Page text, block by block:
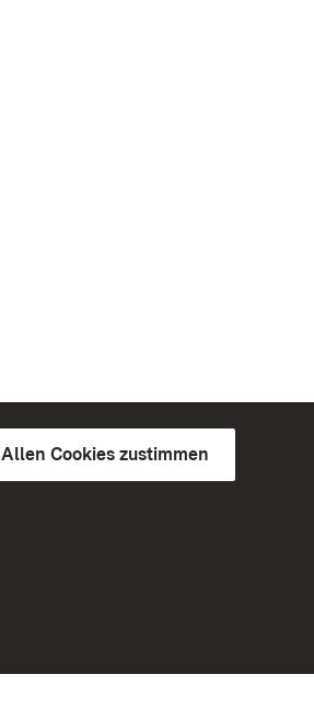
Allen Cookies zustimmen